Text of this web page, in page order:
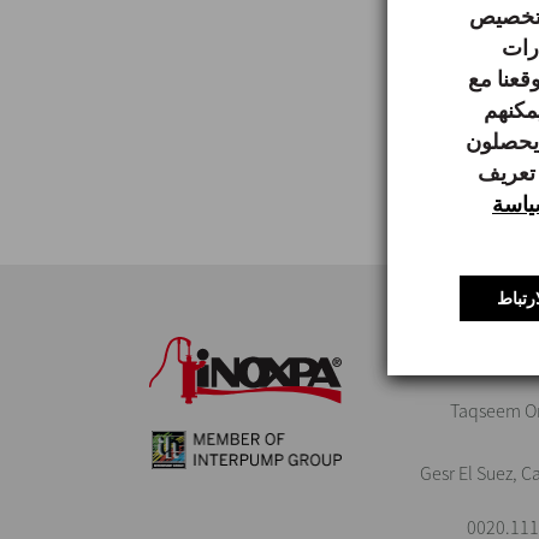
Taqseem
Gesr El Suez,
مع
يحصلون
تعريف